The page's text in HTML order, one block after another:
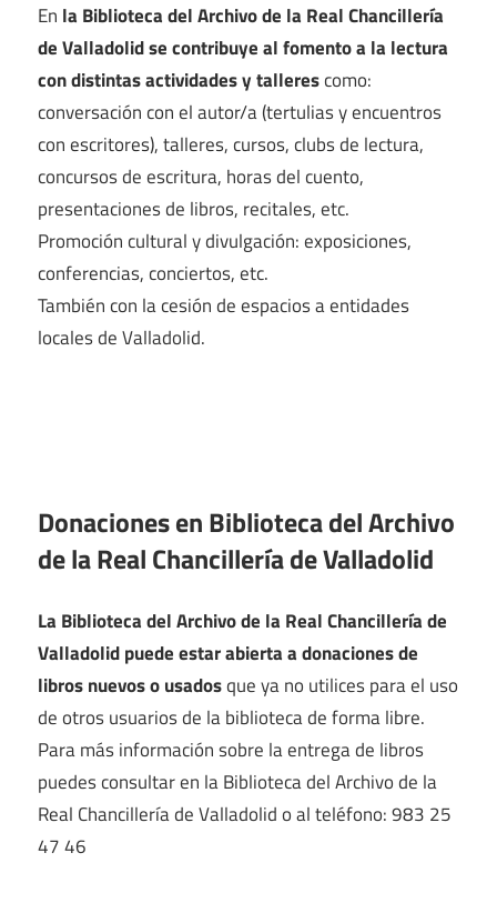
En la Biblioteca del Archivo de la Real Chancillería
de Valladolid se contribuye al fomento a la lectura
con distintas actividades y tallerescomo:
conversación con el autor/a (tertulias y encuentros
con escritores), talleres, cursos, clubs de lectura,
concursos de escritura, horas del cuento,
presentaciones de libros, recitales, etc.
Promoción cultural y divulgación: exposiciones,
conferencias, conciertos, etc.
También con la cesión de espacios a entidades
locales de Valladolid.
Donaciones en Biblioteca del Archivo
de la Real Chancillería de Valladolid
La Biblioteca del Archivo de la Real Chancillería de
Valladolid puede estar abierta a donaciones de
libros nuevos o usadosque ya no utilices para el uso
de otros usuarios de la biblioteca de forma libre.
Para más información sobre la entrega de libros
puedes consultar en la Biblioteca del Archivo de la
Real Chancillería de Valladolid o al teléfono: 983 25
47 46